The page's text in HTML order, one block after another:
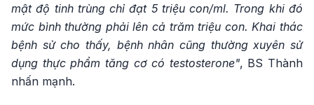
mật độ tinh trùng chỉ đạt 5 triệu con/ml. Trong khi đó
mức bình thường phải lên cả trăm triệu con. Khai thác
bệnh sử cho thấy, bệnh nhân cũng thường xuyên sử
dụng thực phẩm tăng cơ có testosterone", BS Thành
nhấn mạnh.